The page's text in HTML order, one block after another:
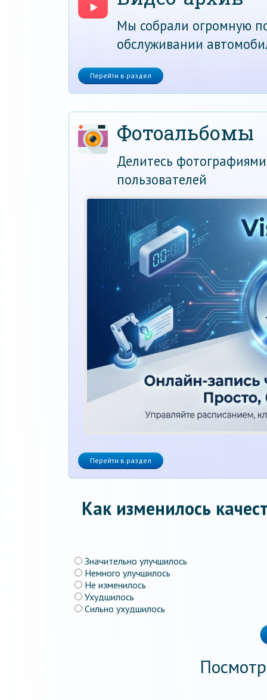
Мы собрали огромную
обслуживании
Перейти в раздел
Фотоальбомы
Делитесь
пользователей
Перейти в раздел
Как изменилось
Значительно улучшилось
Немного улучшилось
Не изменилось
Ухудшилось
Сильно ухудшилось